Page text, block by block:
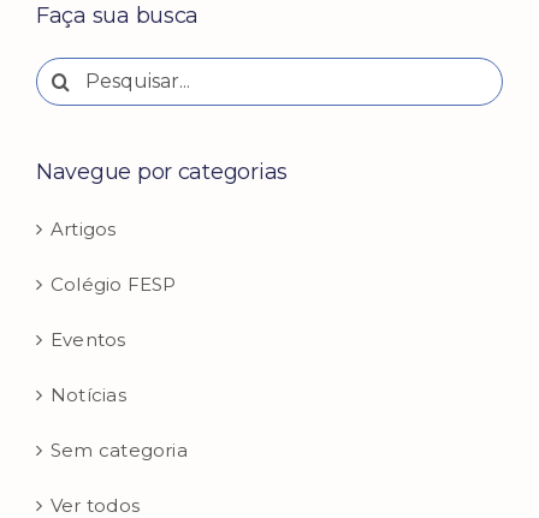
Faça sua busca
Buscar
resultados
Navegue por categorias
Artigos
Colégio FESP
Eventos
Notícias
Sem categoria
Ver todos